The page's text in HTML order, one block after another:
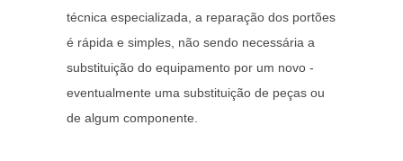
técnica especializada, a reparação dos portões
é rápida e simples, não sendo necessária a
substituição do equipamento por um novo -
eventualmente uma substituição de peças ou
de algum componente.